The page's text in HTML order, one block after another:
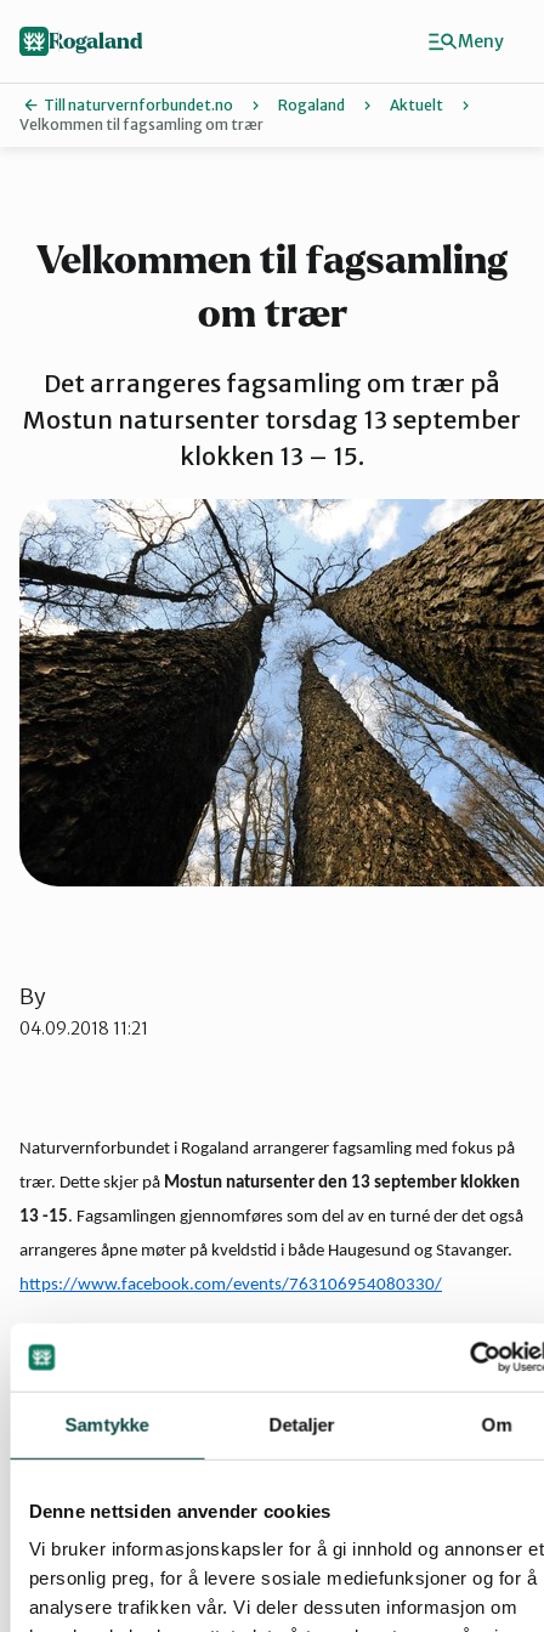
Samtykke Detaljer Om
Denne nettsiden anvender cookies
Vi bruker informasjonskapsler for å gi innhold og annonser et
personlig preg, for å levere sosiale mediefunksjoner og for å
analysere trafikken vår. Vi deler dessuten informasjon om
Haugalandet
Naturvernforbundet i Sandnes
Nord-Jæren
Strand
Suldal
Vindafjord og Etne
Rogaland
Till naturvernforbundet.no Rogaland
Aktuelt
Velkommen til fagsamling om trær
Velkommen til fagsamling
om trær
Det arrangeres fagsamling om trær på
Mostun natursenter torsdag 13 september
klokken 13 – 15.
By
04.09.2018 11:21
Naturvernforbundet i Rogaland arrangerer fagsamling med fokus på
trær. Dette skjer på Mostun natursenter den 13 september klokken
13 -15. Fagsamlingen gjennomføres som del av en turné der det også
arrangeres åpne møter på kveldstid i både Haugesund og Stavanger.
https://www.facebook.com/events/763106954080330/
Innlederne er:
Lisbeth Dreyer, forfatter og fotograf. Har skrevet boka «Fortellinger
om trær»
Tore Næss, faglig leder bytrær i Oslo kommune som forteller om